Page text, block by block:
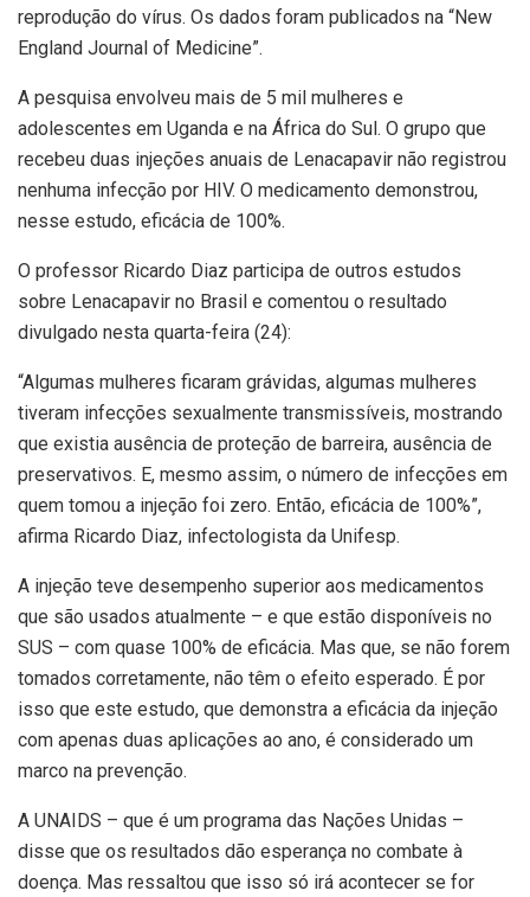
reprodução do vírus. Os dados foram publicados na “New
England Journal of Medicine”.
A pesquisa envolveu mais de 5 mil mulheres e
adolescentes em Uganda e na África do Sul. O grupo que
recebeu duas injeções anuais de Lenacapavir não registrou
nenhuma infecção por HIV. O medicamento demonstrou,
nesse estudo, eficácia de 100%.
O professor Ricardo Diaz participa de outros estudos
sobre Lenacapavir no Brasil e comentou o resultado
divulgado nesta quarta-feira (24):
“Algumas mulheres ficaram grávidas, algumas mulheres
tiveram infecções sexualmente transmissíveis, mostrando
que existia ausência de proteção de barreira, ausência de
preservativos. E, mesmo assim, o número de infecções em
quem tomou a injeção foi zero. Então, eficácia de 100%”,
afirma Ricardo Diaz, infectologista da Unifesp.
A injeção teve desempenho superior aos medicamentos
que são usados atualmente – e que estão disponíveis no
SUS – com quase 100% de eficácia. Mas que, se não forem
tomados corretamente, não têm o efeito esperado. É por
isso que este estudo, que demonstra a eficácia da injeção
com apenas duas aplicações ao ano, é considerado um
marco na prevenção.
A UNAIDS – que é um programa das Nações Unidas –
disse que os resultados dão esperança no combate à
doença. Mas ressaltou que isso só irá acontecer se for